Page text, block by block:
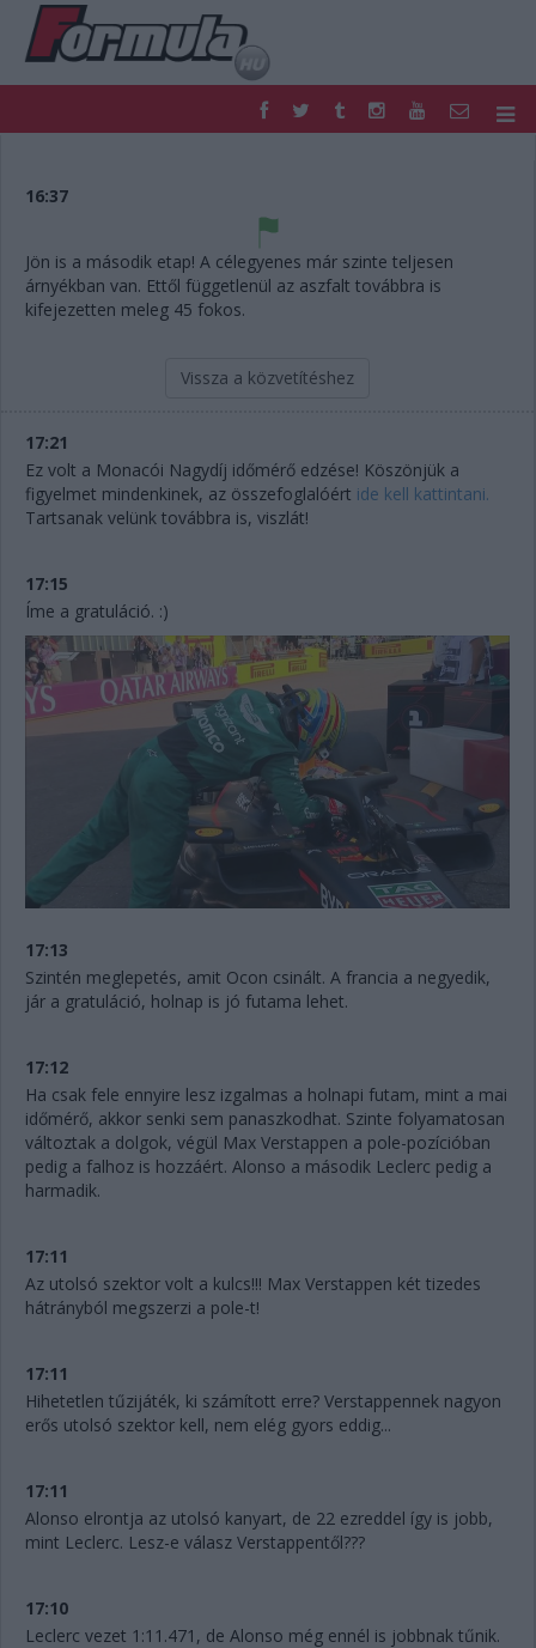
FORMULA
EGYÉB
PODCAST
SHOP
LIVE
16:37
Jön is a második etap! A célegyenes már szinte teljesen
árnyékban van. Ettől függetlenül az aszfalt továbbra is
kifejezetten meleg 45 fokos.
Vissza a közvetítéshez
17:21
Ez volt a Monacói Nagydíj időmérő edzése! Köszönjük a
figyelmet mindenkinek, az összefoglalóért ide kell kattintani.
Tartsanak velünk továbbra is, viszlát!
17:15
Íme a gratuláció. :)
17:13
Szintén meglepetés, amit Ocon csinált. A francia a negyedik,
jár a gratuláció, holnap is jó futama lehet.
17:12
Ha csak fele ennyire lesz izgalmas a holnapi futam, mint a mai
időmérő, akkor senki sem panaszkodhat. Szinte folyamatosan
változtak a dolgok, végül Max Verstappen a pole-pozícióban
pedig a falhoz is hozzáért. Alonso a második Leclerc pedig a
harmadik.
17:11
Az utolsó szektor volt a kulcs!!! Max Verstappen két tizedes
hátrányból megszerzi a pole-t!
17:11
Hihetetlen tűzijáték, ki számított erre? Verstappennek nagyon
erős utolsó szektor kell, nem elég gyors eddig...
17:11
Alonso elrontja az utolsó kanyart, de 22 ezreddel így is jobb,
mint Leclerc. Lesz-e válasz Verstappentől???
17:10
Leclerc vezet 1:11.471, de Alonso még ennél is jobbnak tűnik.